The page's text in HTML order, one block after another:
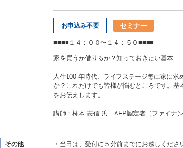
お申込み不要 セミナー
■■■■１４：００〜１４：５０■■■■
家を買うか借りるか？知っておきたい基本
人生100 年時代、ライフステージ毎に家に
か？これだけでも皆様が悩むところです。
をお伝えします。
講師：柿本 志信 氏 AFP認定者（ファイナン
その他
・当日は、受付に５分前までにお越しくださ